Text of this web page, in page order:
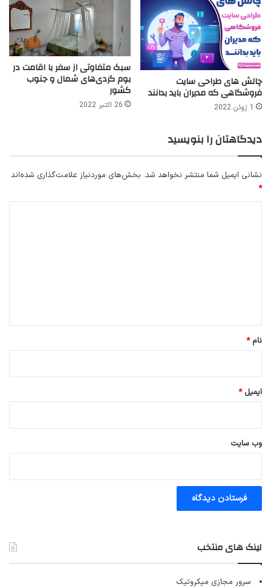
چالش های طراحی سایت
فروشگاهی که مدیران باید بدانند
1 ژوئن 2022
سبک متفاوتی از سفر با اقامت در
بوم گردی‌های شمال و جنوب
کشور
26 اکتبر 2022
دیدگاهتان را بنویسید
نشانی ایمیل شما منتشر نخواهد شد. بخش‌های موردنیاز علامت‌گذاری شده‌اند
*
نام*
ایمیل*
وب‌ سایت
لینک های منتخب
سرور مجازی میکروتیک